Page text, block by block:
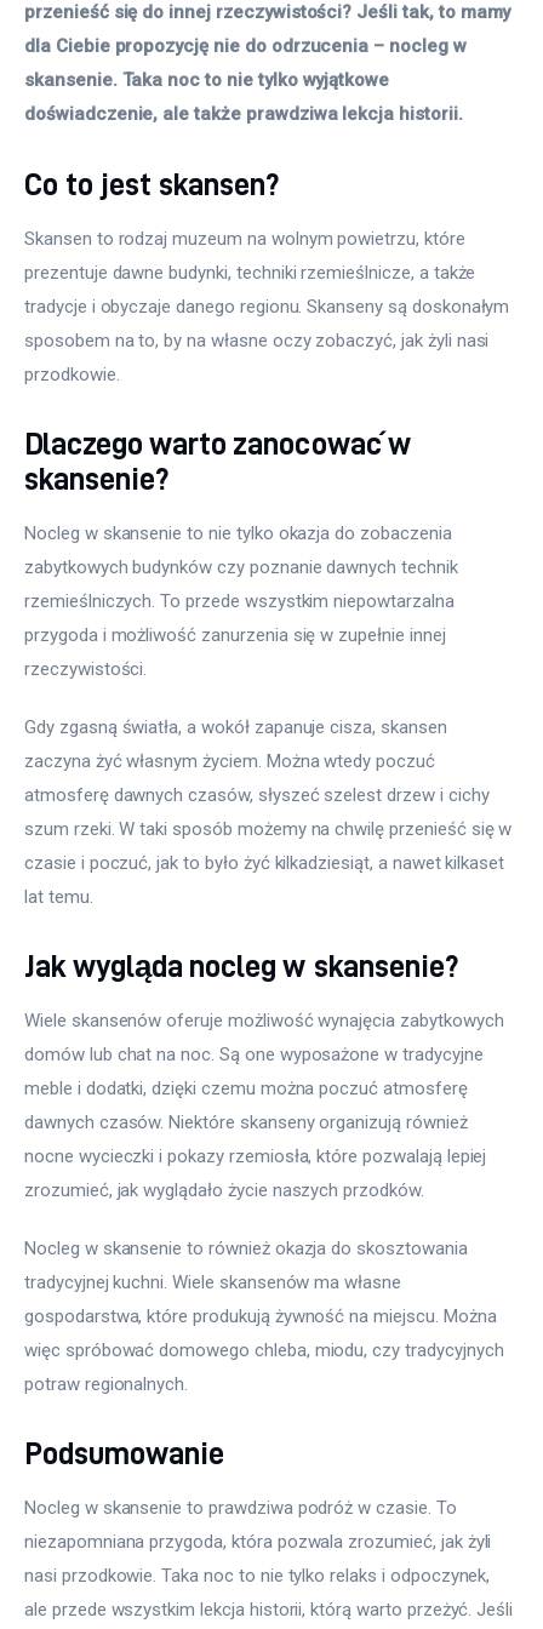
przenieść się do innej rzeczywistości? Jeśli tak, to mamy
dla Ciebie propozycję nie do odrzucenia – nocleg w
skansenie. Taka noc to nie tylko wyjątkowe
doświadczenie, ale także prawdziwa lekcja historii.
Co to jest skansen?
Skansen to rodzaj muzeum na wolnym powietrzu, które
prezentuje dawne budynki, techniki rzemieślnicze, a także
tradycje i obyczaje danego regionu. Skanseny są doskonałym
sposobem na to, by na własne oczy zobaczyć, jak żyli nasi
przodkowie.
Dlaczego warto zanocować w
skansenie?
Nocleg w skansenie to nie tylko okazja do zobaczenia
zabytkowych budynków czy poznanie dawnych technik
rzemieślniczych. To przede wszystkim niepowtarzalna
przygoda i możliwość zanurzenia się w zupełnie innej
rzeczywistości.
Gdy zgasną światła, a wokół zapanuje cisza, skansen
zaczyna żyć własnym życiem. Można wtedy poczuć
atmosferę dawnych czasów, słyszeć szelest drzew i cichy
szum rzeki. W taki sposób możemy na chwilę przenieść się w
czasie i poczuć, jak to było żyć kilkadziesiąt, a nawet kilkaset
lat temu.
Jak wygląda nocleg w skansenie?
Wiele skansenów oferuje możliwość wynajęcia zabytkowych
domów lub chat na noc. Są one wyposażone w tradycyjne
meble i dodatki, dzięki czemu można poczuć atmosferę
dawnych czasów. Niektóre skanseny organizują również
nocne wycieczki i pokazy rzemiosła, które pozwalają lepiej
zrozumieć, jak wyglądało życie naszych przodków.
Nocleg w skansenie to również okazja do skosztowania
tradycyjnej kuchni. Wiele skansenów ma własne
gospodarstwa, które produkują żywność na miejscu. Można
więc spróbować domowego chleba, miodu, czy tradycyjnych
potraw regionalnych.
Podsumowanie
Nocleg w skansenie to prawdziwa podróż w czasie. To
niezapomniana przygoda, która pozwala zrozumieć, jak żyli
nasi przodkowie. Taka noc to nie tylko relaks i odpoczynek,
ale przede wszystkim lekcja historii, którą warto przeżyć. Jeśli